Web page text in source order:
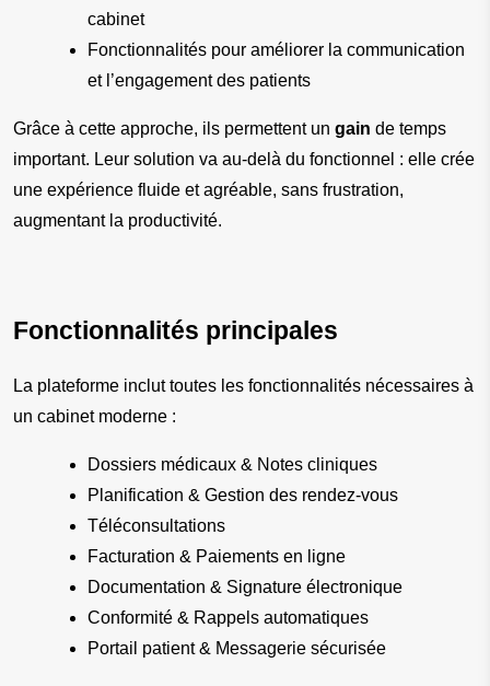
cabinet
Fonctionnalités pour améliorer la communication
et l’engagement des patients
Grâce à cette approche, ils permettent un gain de temps
important. Leur solution va au-delà du fonctionnel : elle crée
une expérience fluide et agréable, sans frustration,
augmentant la productivité.
Fonctionnalités principales
La plateforme inclut toutes les fonctionnalités nécessaires à
un cabinet moderne :
Dossiers médicaux & Notes cliniques
Planification & Gestion des rendez-vous
Téléconsultations
Facturation & Paiements en ligne
Documentation & Signature électronique
Conformité & Rappels automatiques
Portail patient & Messagerie sécurisée